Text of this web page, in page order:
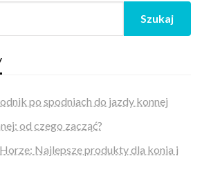
po spodniach do jazdy konnej
od czego zacząć?
Najlepsze produkty dla konia i